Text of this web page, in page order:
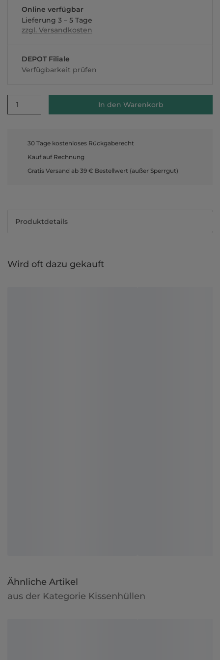
Online verfügbar
Lieferung 3 – 5 Tage
zzgl. Versandkosten
DEPOT Filiale
Verfügbarkeit prüfen
1 In den Warenkorb
30 Tage kostenloses Rückgaberecht
Kauf auf Rechnung
Gratis Versand ab 39 € Bestellwert (außer Sperrgut)
Produktdetails
Wird oft dazu gekauft
Ähnliche Artikel
aus der Kategorie Kissenhüllen